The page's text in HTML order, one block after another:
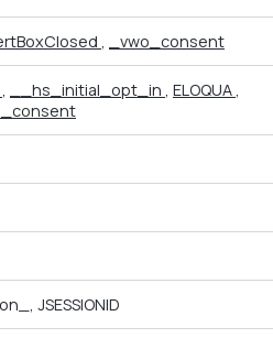
, _vwo_consent
, __hs_initial_opt_in , ELOQUA,
JSESSIONID